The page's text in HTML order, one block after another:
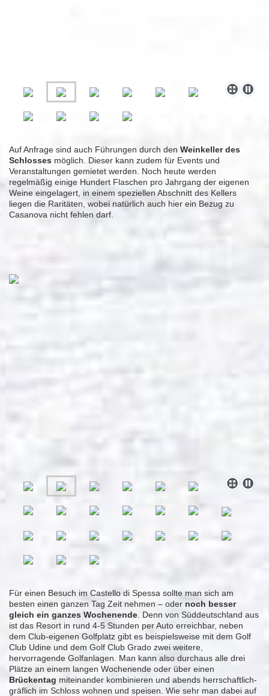
Auf Anfrage sind auch Führungen durch den Weinkeller des
Schlosses möglich. Dieser kann zudem für Events und
Veranstaltungen gemietet werden. Noch heute werden
regelmäßig einige Hundert Flaschen pro Jahrgang der eigenen
Weine eingelagert, in einem speziellen Abschnitt des Kellers
liegen die Raritäten, wobei natürlich auch hier ein Bezug zu
Casanova nicht fehlen darf.
Für einen Besuch im Castello di Spessa sollte man sich am
besten einen ganzen Tag Zeit nehmen – oder noch besser
gleich ein ganzes Wochenende . Denn von Süddeutschland aus
ist das Resort in rund 4-5 Stunden per Auto erreichbar, neben
dem Club-eigenen Golfplatz gibt es beispielsweise mit dem Golf
Club Udine und dem Golf Club Grado zwei weitere,
hervorragende Golfanlagen. Man kann also durchaus alle drei
Plätze an einem langen Wochenende oder über einen
Brückentag miteinander kombinieren und abends herrschaftlich-
gräflich im Schloss wohnen und speisen. Wie sehr man dabei auf